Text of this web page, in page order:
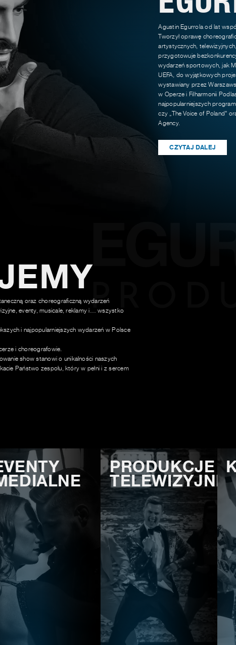
Agustin Egurrola od lat
Tworzył oprawę
artystycznych,
przygotowuje
wydarzeń sportowych, jak
UEFA, do wyjątkowych
wystawiany przez
w Operze i Filharmonii
najpopularniejszych
czy „The Voice of Poland"
Agency.
CZYTAJ DALEJ
oraz choreograficzną wydarzeń
eventy, musicale, reklamy i… wszystko
i najpopularniejszych wydarzeń w Polsce
i choreografowie.
show stanowi o unikalności naszych
Państwo zespołu, który w pełni i z sercem
PRODUKCJE
TELEWIZYJNE